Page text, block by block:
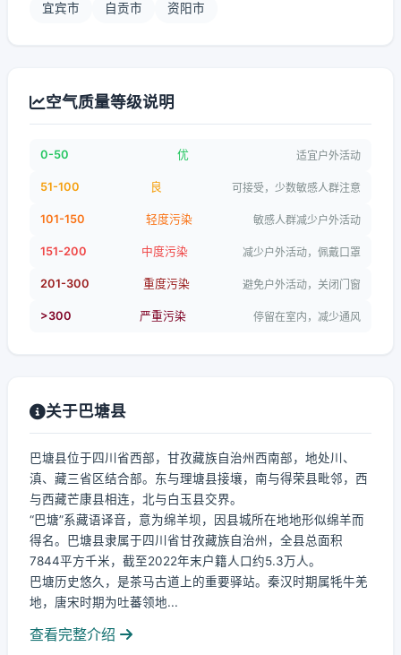
宜宾市 自贡市 资阳市
空气质量等级说明
0-50 优 适宜户外活动
51-100 良 可接受，少数敏感人群注意
101-150 轻度污染 敏感人群减少户外活动
151-200 中度污染 减少户外活动，佩戴口罩
201-300 重度污染 避免户外活动，关闭门窗
>300 严重污染 停留在室内，减少通风
关于巴塘县
巴塘县位于四川省西部，甘孜藏族自治州西南部，地处川、
滇、藏三省区结合部。东与理塘县接壤，南与得荣县毗邻，西
与西藏芒康县相连，北与白玉县交界。
“巴塘”系藏语译音，意为绵羊坝，因县城所在地地形似绵羊而
得名。巴塘县隶属于四川省甘孜藏族自治州，全县总面积
7844平方千米，截至2022年末户籍人口约5.3万人。
巴塘历史悠久，是茶马古道上的重要驿站。秦汉时期属牦牛羌
地，唐宋时期为吐蕃领地...
查看完整介绍